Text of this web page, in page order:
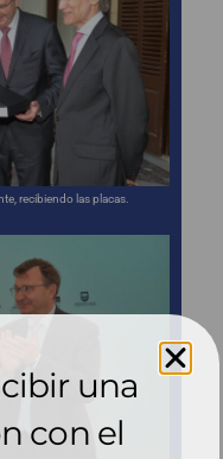
recibiendo las placas.
una
con el